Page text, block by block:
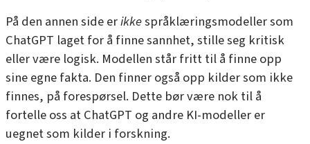
På den annen side erikkespråklæringsmodeller som
ChatGPT laget for å finne sannhet, stille seg kritisk
eller være logisk. Modellen står fritt til å finne opp
sine egne fakta. Den finner også opp kilder som ikke
finnes, på forespørsel. Dette bør være nok til å
fortelle oss at ChatGPT og andre KI-modeller er
uegnet som kilder i forskning.